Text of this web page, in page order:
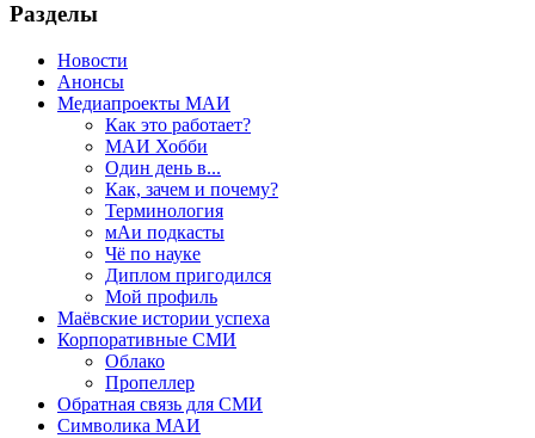
Разделы
Новости
Анонсы
Медиапроекты МАИ
Как это работает?
МАИ Хобби
Один день в...
Как, зачем и почему?
Терминология
мАи подкасты
Чё по науке
Диплом пригодился
Мой профиль
Маёвские истории успеха
Корпоративные СМИ
Облако
Пропеллер
Обратная связь для СМИ
Символика МАИ